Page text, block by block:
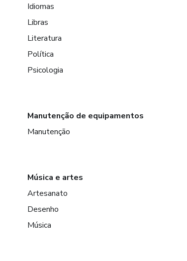
Idiomas
Libras
Literatura
Política
Psicologia
Manutenção de equipamentos
Manutenção
Música e artes
Artesanato
Desenho
Música